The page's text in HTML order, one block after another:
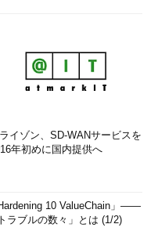
イゾン、SD-WANサービスを
年初めに国内提供へ
10 ValueChain」――
ラブルの数々」とは (1/2)